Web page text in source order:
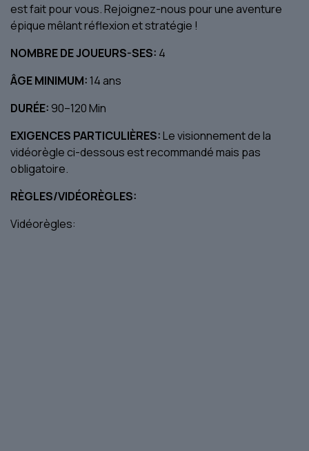
est fait pour vous. Rejoignez-nous pour une aventure
épique mêlant réflexion et stratégie !
NOMBRE DE JOUEURS-SES: 4
ÂGE MINIMUM: 14 ans
DURÉE: 90–120 Min
EXIGENCES PARTICULIÈRES:Le visionnement de la
vidéorègle ci-dessous est recommandé mais pas
obligatoire.
RÈGLES/VIDÉORÈGLES:
Vidéorègles: